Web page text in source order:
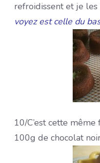
refroidissent et je
voyez est celle du
10/C’est cette
100g de chocolat